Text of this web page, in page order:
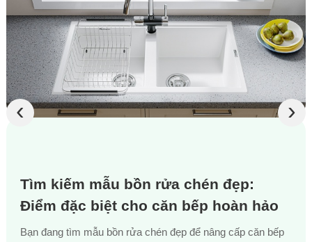
Tìm kiếm mẫu bồn rửa chén đẹp:
Điểm đặc biệt cho căn bếp hoàn hảo
Bạn đang tìm mẫu bồn rửa chén đẹp để nâng cấp căn bếp
‹ ›